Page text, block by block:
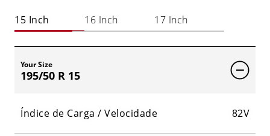
15 Inch 16 Inch 17 Inch
Your Size
195/50 R 15
Índice de Carga / Velocidade 82V